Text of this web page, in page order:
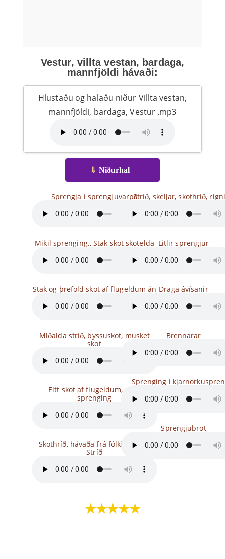
Vestur, villta vestan, bardaga,
mannfjöldi hávaði:
Hlustaðu og halaðu niður Villta vestan,
mannfjöldi, bardaga, Vestur .mp3
⇓ Niðurhal
Sprengja í sprengjuvarpa
Mikil sprenging., Stak skot skotelda
Stak og þreföld skot af flugeldum án
Miðalda stríð, byssuskot, musket
skot
Eitt skot af flugeldum, dauf
sprenging
Skothríð, hávaða frá fólki, skeljar,
Stríð
Stríð, skeljar, skothríð,
Litlir sprengjur
Draga ávísanir
Brennarar
Sprenging í
Sprengjubrot
★★★★★